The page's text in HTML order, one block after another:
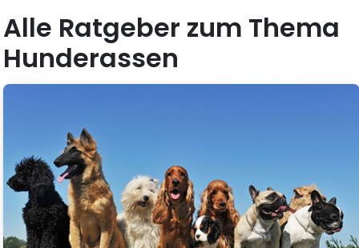
Alle Ratgeber zum Thema
Hunderassen